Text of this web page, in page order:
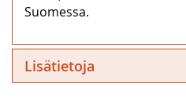
Suomessa.
Lisätietoja